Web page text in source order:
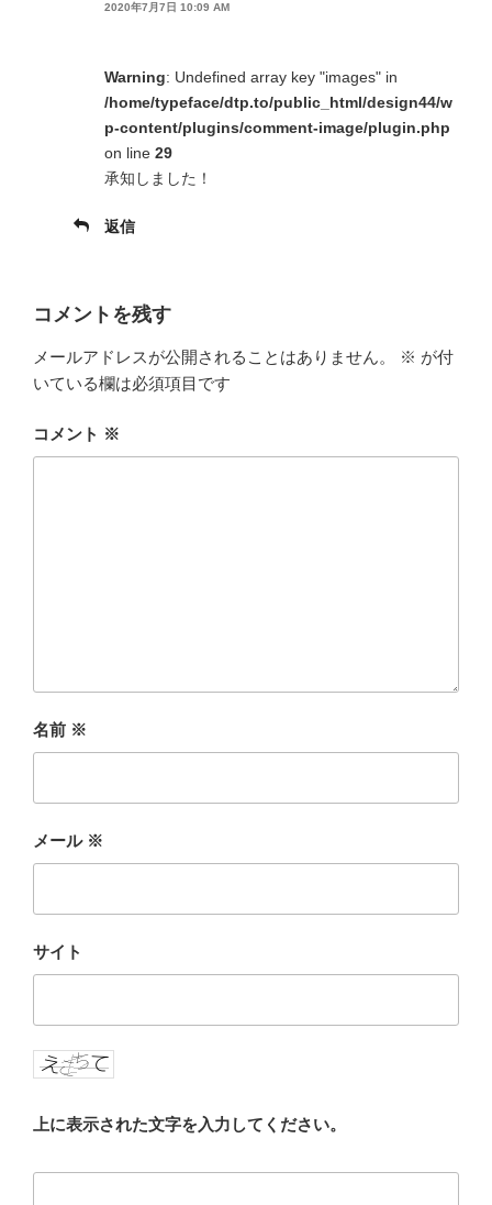
2020年7月7日 10:09 AM
Warning: Undefined array key "images" in
/home/typeface/dtp.to/public_html/design44/w
p-content/plugins/comment-image/plugin.php
on line 29
承知しました！
返信
コメントを残す
メールアドレスが公開されることはありません。 ※ が付
いている欄は必須項目です
コメント ※
名前 ※
メール ※
サイト
上に表示された文字を入力してください。